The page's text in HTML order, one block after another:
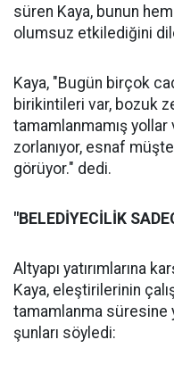
süren Kaya, bunun
olumsuz etkilediğini
Kaya, "Bugün birçok
birikintileri var, bozuk
tamamlanmamış yollar
zorlanıyor, esnaf
görüyor." dedi.
"BELEDİYECİLİK
Altyapı yatırımlarına
Kaya, eleştirilerinin
tamamlanma
şunları söyledi: